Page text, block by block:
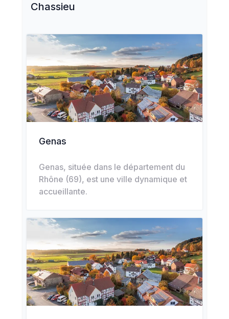
Chassieu
Genas
Genas, située dans le département du
Rhône (69), est une ville dynamique et
accueillante.